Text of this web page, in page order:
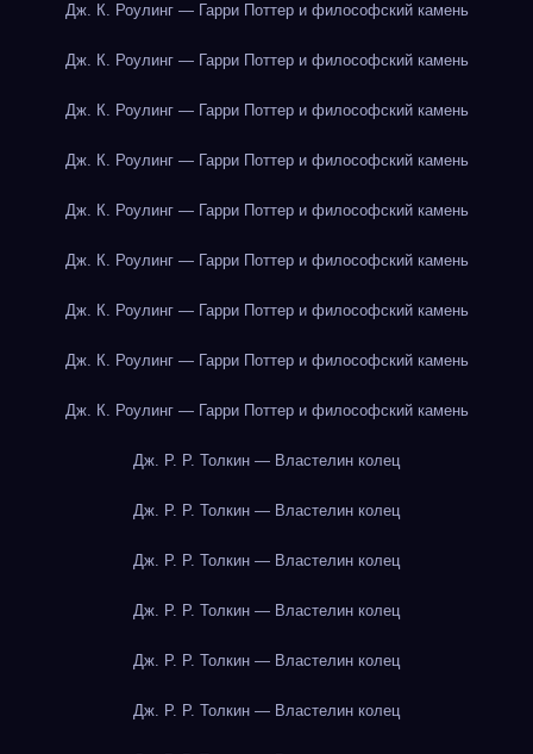
Дж. К. Роулинг — Гарри Поттер и философский камень
Дж. К. Роулинг — Гарри Поттер и философский камень
Дж. К. Роулинг — Гарри Поттер и философский камень
Дж. К. Роулинг — Гарри Поттер и философский камень
Дж. К. Роулинг — Гарри Поттер и философский камень
Дж. К. Роулинг — Гарри Поттер и философский камень
Дж. К. Роулинг — Гарри Поттер и философский камень
Дж. К. Роулинг — Гарри Поттер и философский камень
Дж. К. Роулинг — Гарри Поттер и философский камень
Дж. Р. Р. Толкин — Властелин колец
Дж. Р. Р. Толкин — Властелин колец
Дж. Р. Р. Толкин — Властелин колец
Дж. Р. Р. Толкин — Властелин колец
Дж. Р. Р. Толкин — Властелин колец
Дж. Р. Р. Толкин — Властелин колец